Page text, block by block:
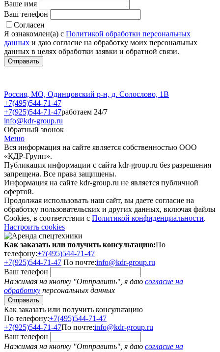
Ваше имя
Ваш телефон
Согласен
Я ознакомлен(а) с Политикой обработки персональных
данных и даю согласие на обработку моих персональных
данных в целях обработки заявки и обратной связи.
Россия, МО, Одинцовский р-н, д. Солослово, 1В
+7(495)544-71-47
+7(925)544-71-47работаем 24/7
info@kdr-group.ru
Обратный звонок
Меню
Вся информация на сайте является собственностью ООО
«КДР-Групп».
Публикация информации с сайта kdr-group.ru без разрешения
запрещена. Все права защищены.
Информация на сайте kdr-group.ru не является публичной
офертой.
Продолжая использовать наш сайт, вы даете согласие на
обработку пользовательских и других данных, включая файлы
Cookies, в соответствии с Политикой конфиденциальности.
Настроить cookies
Как заказать или получить консультацию:По
телефону:+7(495)544-71-47
+7(925)544-71-47 По почте:info@kdr-group.ru
Ваш телефон
Нажимая на кнопку "Отправить", я даю согласие на
обработку персональных данных
Как заказать или получить консультацию
По телефону:+7(495)544-71-47
+7(925)544-71-47По почте:info@kdr-group.ru
Ваш телефон
Нажимая на кнопку "Отправить", я даю согласие на